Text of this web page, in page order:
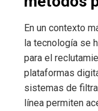
En un contexto
la tecnología se
para el
plataformas
sistemas de
línea permiten